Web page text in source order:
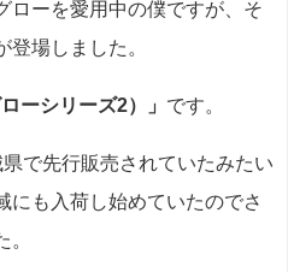
ローを愛用中の僕ですが、そ
登場しました。
ーシリーズ2）」 です。
で先行販売されていたみたい
にも入荷し始めていたのでさ